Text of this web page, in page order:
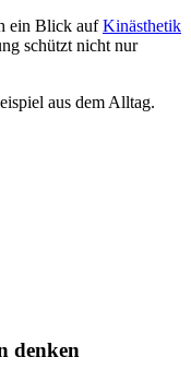
ein Blick aufKinästhetik
schützt nicht nur
aus dem Alltag.
denken